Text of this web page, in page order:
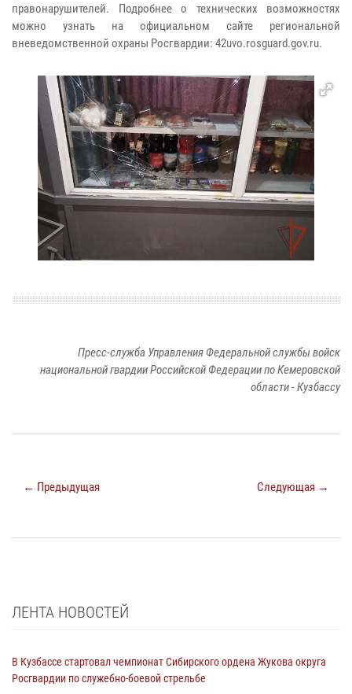
правонарушителей. Подробнее о технических возможностях
можно узнать на официальном сайте региональной
вневедомственной охраны Росгвардии: 42uvo.rosguard.gov.ru.
Пресс-служба Управления Федеральной службы войск
национальной гвардии Российской Федерации по Кемеровской
области - Кузбассу
← Предыдущая Следующая →
ЛЕНТА НОВОСТЕЙ
В Кузбассе стартовал чемпионат Сибирского ордена Жукова округа
Росгвардии по служебно-боевой стрельбе